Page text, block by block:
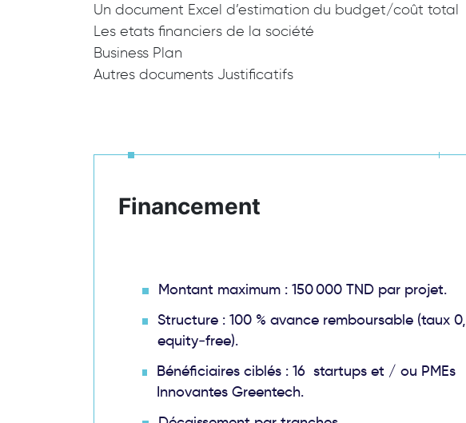
Un document Excel d’estimation du budget/coût total
Les etats financiers de la société
Business Plan
Autres documents Justificatifs
Financement
Montant maximum : 150 000 TND par projet.
Structure : 100 % avance remboursable (taux 0,
equity‑free).
Bénéficiaires ciblés : 16 startups et / ou PMEs
Innovantes Greentech.